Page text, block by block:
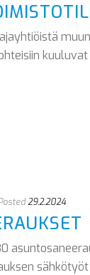
29.2.2024